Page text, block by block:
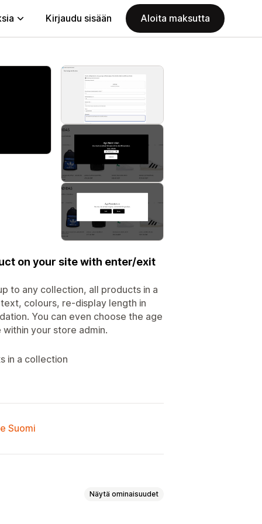
Kirjaudu sisään Aloita maksutta
on your site with enter/exit
to any collection, all products in a
colours, re-display length in
You can even choose the age
your store admin.
in a collection
Suomi
Näytä ominaisuudet